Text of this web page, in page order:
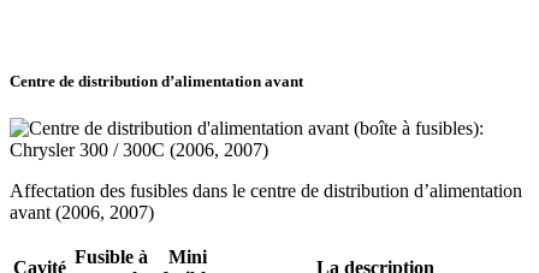
Centre de distribution d’alimentation avant
Affectation des fusibles dans le centre de distribution d’alimentation
avant (2006, 2007)
Cavité
Fusible à
Mini
La description